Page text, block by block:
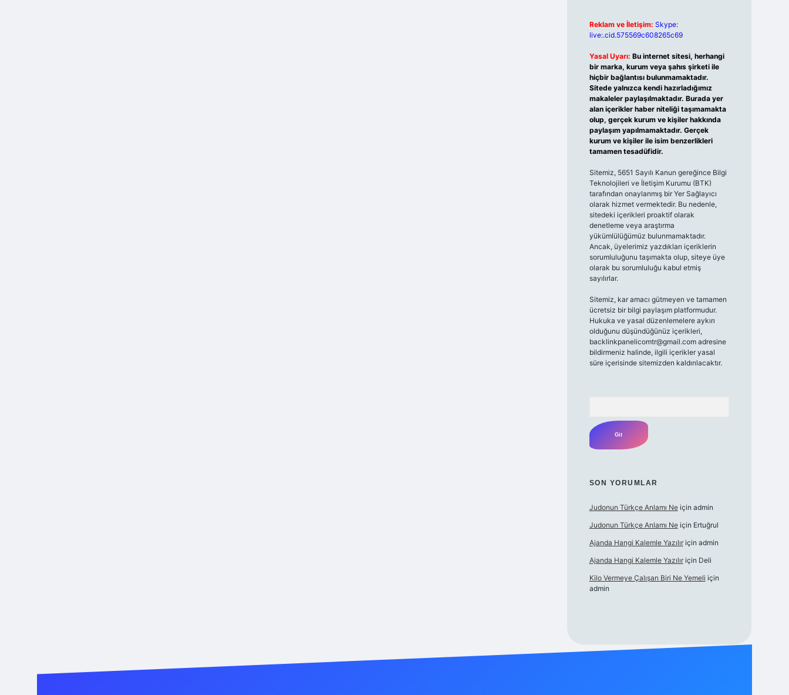
Reklam ve İletişim: Skype:
live:.cid.575569c608265c69
Yasal Uyarı: Bu internet sitesi, herhangi
bir marka, kurum veya şahıs şirketi ile
hiçbir bağlantısı bulunmamaktadır.
Sitede yalnızca kendi hazırladığımız
makaleler paylaşılmaktadır. Burada yer
alan içerikler haber niteliği taşımamakta
olup, gerçek kurum ve kişiler hakkında
paylaşım yapılmamaktadır. Gerçek
kurum ve kişiler ile isim benzerlikleri
tamamen tesadüfidir.
Sitemiz, 5651 Sayılı Kanun gereğince Bilgi
Teknolojileri ve İletişim Kurumu (BTK)
tarafından onaylanmış bir Yer Sağlayıcı
olarak hizmet vermektedir. Bu nedenle,
sitedeki içerikleri proaktif olarak
denetleme veya araştırma
yükümlülüğümüz bulunmamaktadır.
Ancak, üyelerimiz yazdıkları içeriklerin
sorumluluğunu taşımakta olup, siteye üye
olarak bu sorumluluğu kabul etmiş
sayılırlar.
Sitemiz, kar amacı gütmeyen ve tamamen
ücretsiz bir bilgi paylaşım platformudur.
Hukuka ve yasal düzenlemelere aykırı
olduğunu düşündüğünüz içerikleri,
backlinkpanelicomtr@gmail.comadresine
bildirmeniz halinde, ilgili içerikler yasal
süre içerisinde sitemizden kaldırılacaktır.
SON YORUMLAR
Judonun Türkçe Anlamı Neiçin admin
Judonun Türkçe Anlamı Neiçin Ertuğrul
Ajanda Hangi Kalemle Yazılıriçin admin
Ajanda Hangi Kalemle Yazılıriçin Deli
Kilo Vermeye Çalışan Biri Ne Yemeli için
admin